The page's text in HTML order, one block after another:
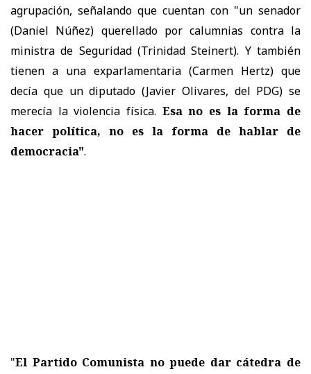
agrupación, señalando que cuentan con "un senador
(Daniel Núñez) querellado por calumnias contra la
ministra de Seguridad (Trinidad Steinert). Y también
tienen a una exparlamentaria (Carmen Hertz) que
decía que un diputado (Javier Olivares, del PDG) se
merecía la violencia física. Esa no es la forma de
hacer política, no es la forma de hablar de
democracia".
"El Partido Comunista no puede dar cátedra de